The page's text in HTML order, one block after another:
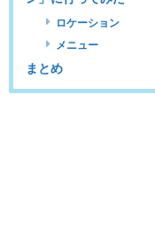
ロケーション
メニュー
まとめ